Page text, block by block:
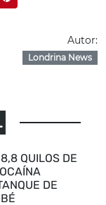
Autor:
Londrina News
QUILOS DE
DE